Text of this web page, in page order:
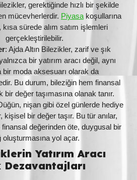
gerektiğinde hızlı bir şekilde
mücevherlerdir. Piyasa koşullarına
kısa sürede alım satım işlemleri
gerçekleştirilebilir.
: Ajda Altın Bilezikler, zarif ve şık
bir yatırım aracı değil, aynı
bir moda aksesuarı olarak da
Bu durum, bileziğin hem finansal
bir değer taşımasına olanak tanır.
nişan gibi özel günlerde hediye
kişisel bir değer taşır. Bu tür anılar,
değerinden öte, duygusal bir
oluşturmasına yol açar.
Yatırım Aracı
Dezavantajları